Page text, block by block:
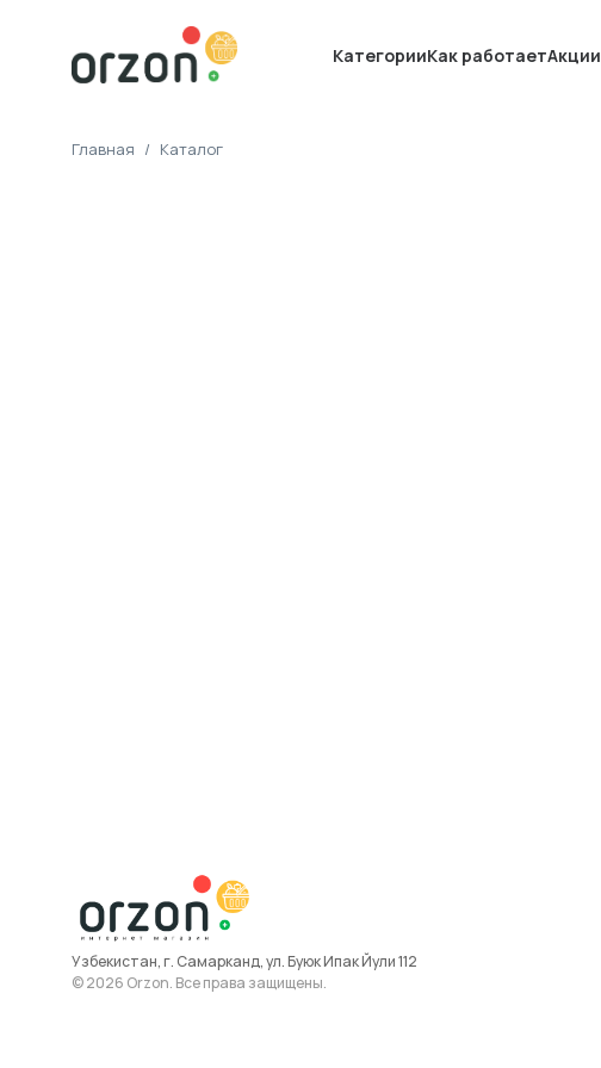
КатегорииКак работаетАкции
Главная / Каталог
Узбекистан, г. Самарканд, ул. Буюк Ипак Йули 112
© 2026 Orzon. Все права защищены.